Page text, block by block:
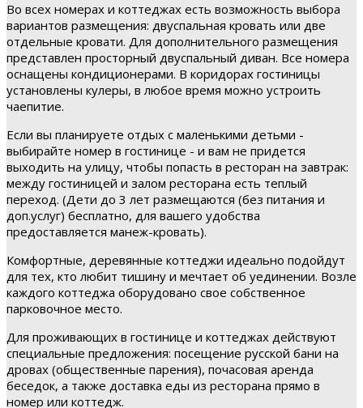
Во всех номерах и коттеджах есть возможность выбора
вариантов размещения: двуспальная кровать или две
отдельные кровати. Для дополнительного размещения
представлен просторный двуспальный диван. Все номера
оснащены кондиционерами. В коридорах гостиницы
установлены кулеры, в любое время можно устроить
чаепитие.
Если вы планируете отдых с маленькими детьми -
выбирайте номер в гостинице - и вам не придется
выходить на улицу, чтобы попасть в ресторан на завтрак:
между гостиницей и залом ресторана есть теплый
переход. (Дети до 3 лет размещаются (без питания и
доп.услуг) бесплатно, для вашего удобства
предоставляется манеж-кровать).
Комфортные, деревянные коттеджи идеально подойдут
для тех, кто любит тишину и мечтает об уединении. Возле
каждого коттеджа оборудовано свое собственное
парковочное место.
Для проживающих в гостинице и коттеджах действуют
специальные предложения: посещение русской бани на
дровах (общественные парения), почасовая аренда
беседок, а также доставка еды из ресторана прямо в
номер или коттедж.